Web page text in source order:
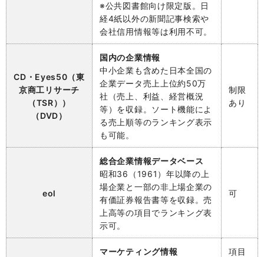
※公共図書館向け限定版。日
経4紙以外の新聞記事検索や
会社信用情報等は利用不可。
CD・Eyes50（東
京商工リサーチ
（TSR））
（DVD）
国内の企業情報
中小企業も含めた日本全国の
企業データ売上上位約50万
社（売上、利益、経営概況
等）を収録。ソート機能によ
る売上順等のランキング表示
も可能。
制限
あり
eol
総合企業情報データベース
昭和36（1961）年以降の上
場企業と一部の非上場企業の
有価証券報告書等を収録。売
上高等の項目でランキング表
示可。
可
マーケティング情報
項目